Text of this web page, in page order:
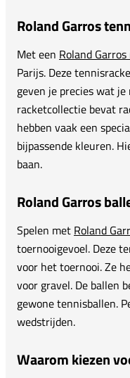
Roland Garros
Met een Roland
Parijs. Deze
geven je precies wat je
racketcollectie bevat
hebben vaak een
bijpassende kleuren.
baan.
Roland Garros
Spelen met Roland
toernooigevoel. Deze
voor het toernooi. Ze
voor gravel. De ballen
gewone tennisballen.
wedstrijden.
Waarom kiezen